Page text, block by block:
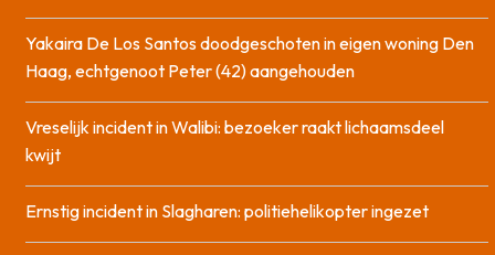
Yakaira De Los Santos doodgeschoten in eigen woning Den
Haag, echtgenoot Peter (42) aangehouden
Vreselijk incident in Walibi: bezoeker raakt lichaamsdeel
kwijt
Ernstig incident in Slagharen: politiehelikopter ingezet